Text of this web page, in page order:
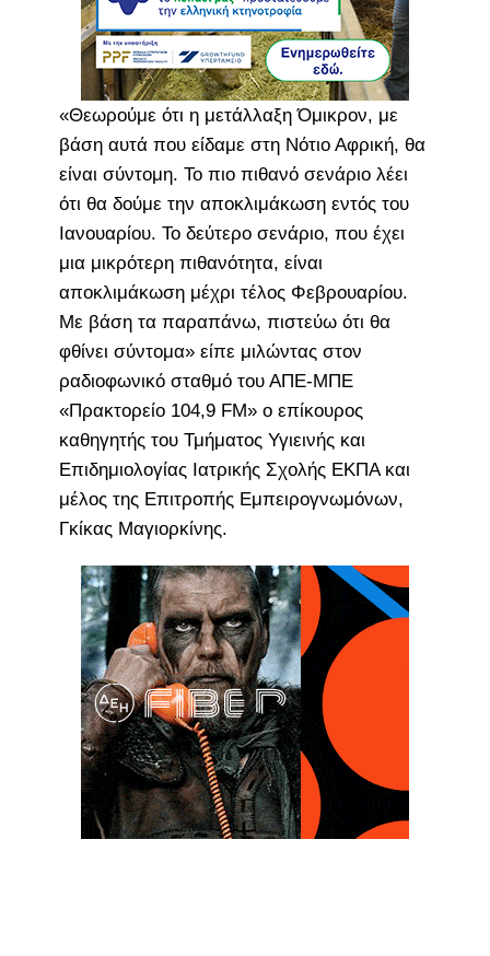
«Θεωρούμε ότι η μετάλλαξη Όμικρον, με
βάση αυτά που είδαμε στη Νότιο Αφρική, θα
είναι σύντομη. Το πιο πιθανό σενάριο λέει
ότι θα δούμε την αποκλιμάκωση εντός του
Ιανουαρίου. Το δεύτερο σενάριο, που έχει
μια μικρότερη πιθανότητα, είναι
αποκλιμάκωση μέχρι τέλος Φεβρουαρίου.
Με βάση τα παραπάνω, πιστεύω ότι θα
φθίνει σύντομα» είπε μιλώντας στον
ραδιοφωνικό σταθμό του ΑΠΕ-ΜΠΕ
«Πρακτορείο 104,9 FM» ο επίκουρος
καθηγητής του Τμήματος Υγιεινής και
Επιδημιολογίας Ιατρικής Σχολής ΕΚΠΑ και
μέλος της Επιτροπής Εμπειρογνωμόνων,
Γκίκας Μαγιορκίνης.